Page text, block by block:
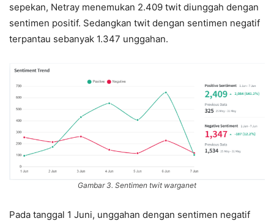
sepekan, Netray menemukan 2.409 twit diunggah dengan
sentimen positif. Sedangkan twit dengan sentimen negatif
terpantau sebanyak 1.347 unggahan.
Gambar 3. Sentimen twit warganet
Pada tanggal 1 Juni, unggahan dengan sentimen negatif